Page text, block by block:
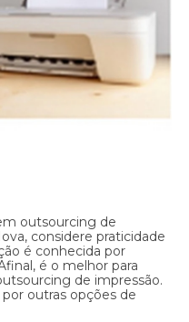
outsourcing de
considere praticidade
é conhecida por
é o melhor para
de impressão.
outras opções de